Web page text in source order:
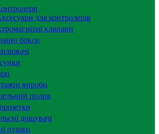
для контролерів
клапани
бокси
вироби
полив
дощувачі
пушки